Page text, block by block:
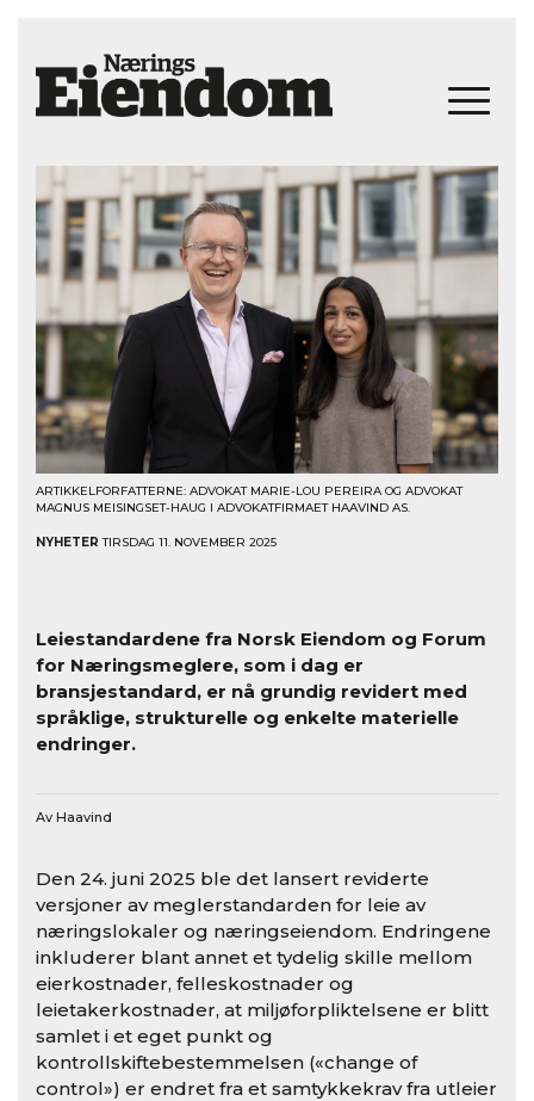
ARTIKKELFORFATTERNE: ADVOKAT MARIE-LOU PEREIRA OG ADVOKAT
MAGNUS MEISINGSET-HAUG I ADVOKATFIRMAET HAAVIND AS.
NYHETER TIRSDAG 11. NOVEMBER 2025
Leiestandardene fra Norsk Eiendom og Forum
for Næringsmeglere, som i dag er
bransjestandard, er nå grundig revidert med
språklige, strukturelle og enkelte materielle
endringer.
Av Haavind
Den 24. juni 2025 ble det lansert reviderte
versjoner av meglerstandarden for leie av
næringslokaler og næringseiendom. Endringene
inkluderer blant annet et tydelig skille mellom
eierkostnader, felleskostnader og
leietakerkostnader, at miljøforpliktelsene er blitt
samlet i et eget punkt og
kontrollskiftebestemmelsen («change of
control») er endret fra et samtykkekrav fra utleier